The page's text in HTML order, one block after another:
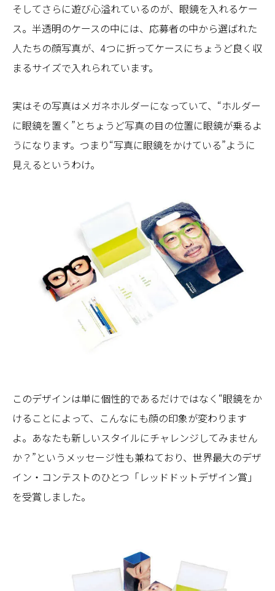
そしてさらに遊び心溢れているのが、眼鏡を入れるケー
ス。半透明のケースの中には、応募者の中から選ばれた
人たちの顔写真が、4つに折ってケースにちょうど良く収
まるサイズで入れられています。
実はその写真はメガネホルダーになっていて、“ホルダー
に眼鏡を置く”とちょうど写真の目の位置に眼鏡が乗るよ
うになります。つまり“写真に眼鏡をかけている”ように
見えるというわけ。
このデザインは単に個性的であるだけではなく“眼鏡をか
けることによって、こんなにも顔の印象が変わります
よ。あなたも新しいスタイルにチャレンジしてみません
か？”というメッセージ性も兼ねており、世界最大のデザ
イン・コンテストのひとつ「レッドドットデザイン賞」
を受賞しました。